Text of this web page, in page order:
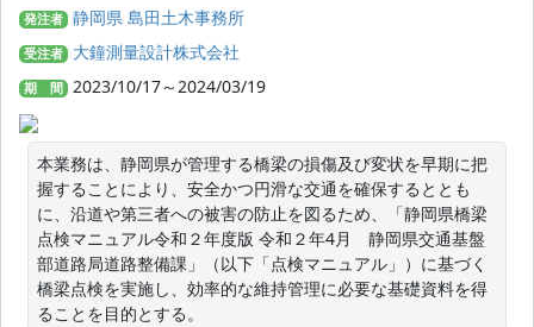
発注者 静岡県 島田土木事務所
受注者 大鐘測量設計株式会社
期 間 2023/10/17～2024/03/19
本業務は、静岡県が管理する橋梁の損傷及び変状を早期に把
握することにより、安全かつ円滑な交通を確保するととも
に、沿道や第三者への被害の防止を図るため、「静岡県橋梁
点検マニュアル令和２年度版 令和２年4月　静岡県交通基盤
部道路局道路整備課」（以下「点検マニュアル」）に基づく
橋梁点検を実施し、効率的な維持管理に必要な基礎資料を得
ることを目的とする。